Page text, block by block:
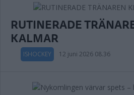
RUTINERADE
KALMAR
ISHOCKEY 12 juni 2026 08.36